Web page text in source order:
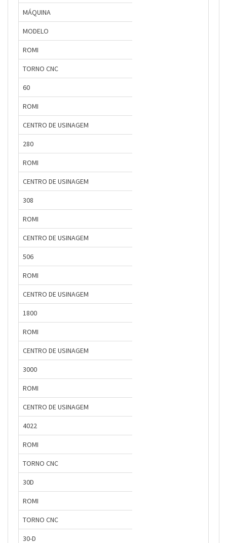
MÁQUINA
MODELO
ROMI
TORNO CNC
60
ROMI
CENTRO DE USINAGEM
280
ROMI
CENTRO DE USINAGEM
308
ROMI
CENTRO DE USINAGEM
506
ROMI
CENTRO DE USINAGEM
1800
ROMI
CENTRO DE USINAGEM
3000
ROMI
CENTRO DE USINAGEM
4022
ROMI
TORNO CNC
30D
ROMI
TORNO CNC
30-D